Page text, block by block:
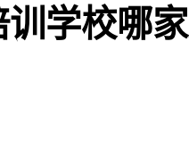
学校哪